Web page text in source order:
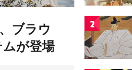
ブラウ
が登場
2